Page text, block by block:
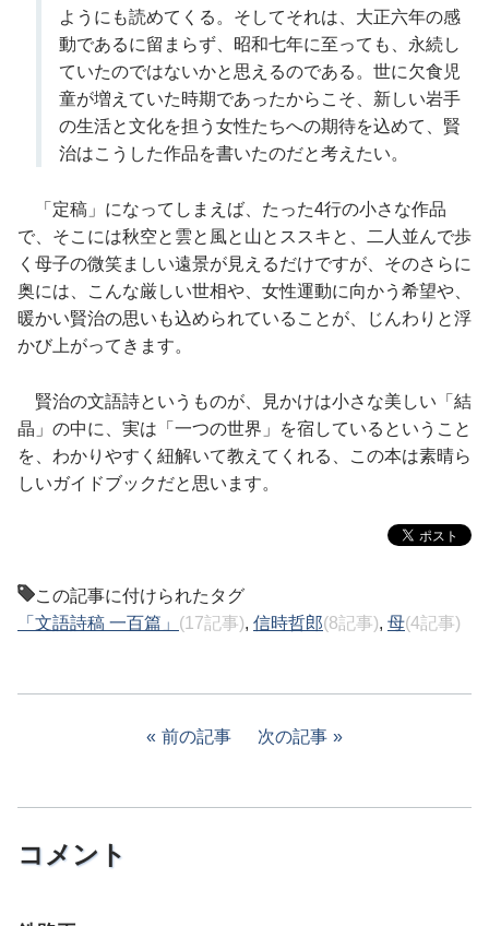
ようにも読めてくる。そしてそれは、大正六年の感
動であるに留まらず、昭和七年に至っても、永続し
ていたのではないかと思えるのである。世に欠食児
童が増えていた時期であったからこそ、新しい岩手
の生活と文化を担う女性たちへの期待を込めて、賢
治はこうした作品を書いたのだと考えたい。
「定稿」になってしまえば、たった4行の小さな作品
で、そこには秋空と雲と風と山とススキと、二人並んで歩
く母子の微笑ましい遠景が見えるだけですが、そのさらに
奥には、こんな厳しい世相や、女性運動に向かう希望や、
暖かい賢治の思いも込められていることが、じんわりと浮
かび上がってきます。
賢治の文語詩というものが、見かけは小さな美しい「結
晶」の中に、実は「一つの世界」を宿しているということ
を、わかりやすく紐解いて教えてくれる、この本は素晴ら
しいガイドブックだと思います。
この記事に付けられたタグ
「文語詩稿 一百篇」 (17記事), 信時哲郎(8記事), 母(4記事)
前の記事 次の記事
コメント